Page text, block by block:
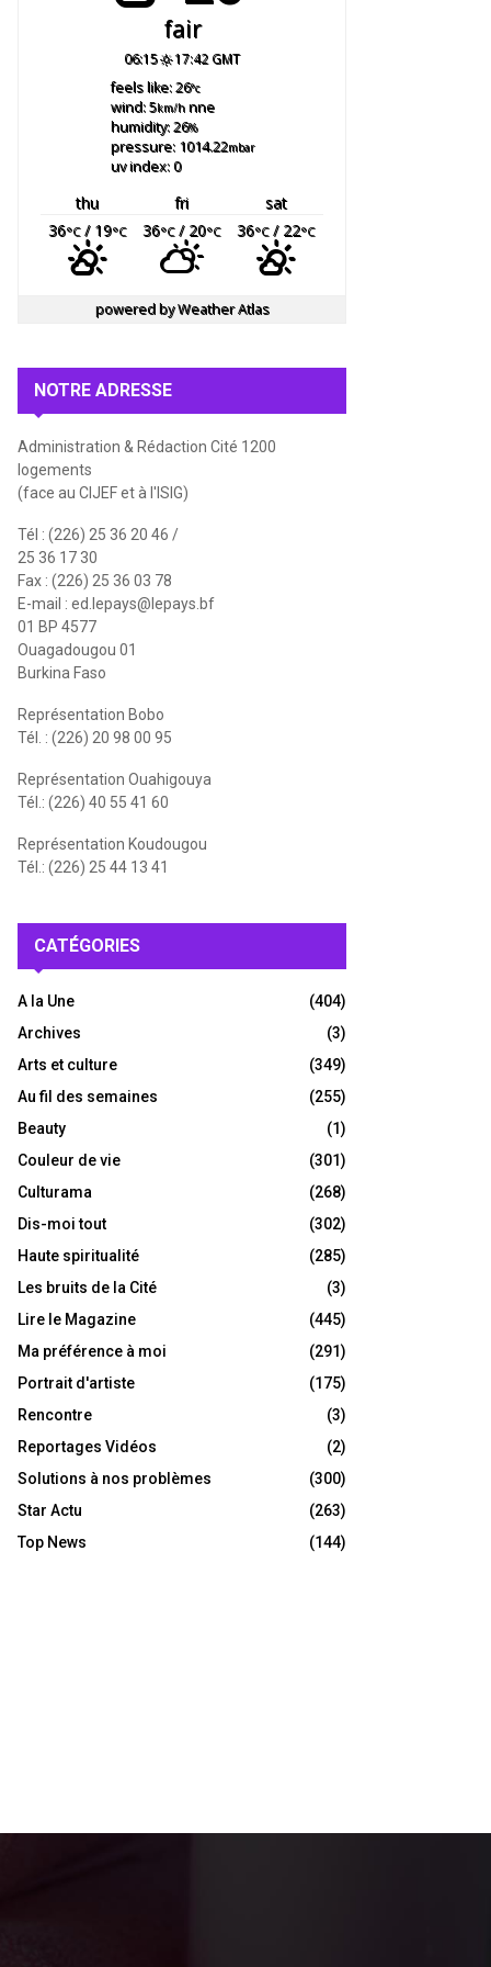
fair
06:15 17:42 GMT
feels like: 26°c
wind: 5km/hnne
humidity: 26%
pressure: 1014.22mbar
uv index: 0
thu fri
sat
36°C/ 19°C 36°C/ 20°C 36°C/ 22°C
powered byWeather Atlas
NOTRE ADRESSE
Administration & Rédaction Cité 1200
logements
(face au CIJEF et à l'ISIG)
Tél : (226) 25 36 20 46 /
25 36 17 30
Fax : (226) 25 36 03 78
E-mail : ed.lepays@lepays.bf
01 BP 4577
Ouagadougou 01
Burkina Faso
Représentation Bobo
Tél. : (226) 20 98 00 95
Représentation Ouahigouya
Tél.: (226) 40 55 41 60
Représentation Koudougou
Tél.: (226) 25 44 13 41
CATÉGORIES
A la Une
(404)
Archives
(3)
Arts et culture
(349)
Au fil des semaines
(255)
Beauty
(1)
Couleur de vie
(301)
Culturama
(268)
Dis-moi tout
(302)
Haute spiritualité
(285)
Les bruits de la Cité
(3)
Lire le Magazine
(445)
Ma préférence à moi
(291)
Portrait d'artiste
(175)
Rencontre
(3)
Reportages Vidéos
(2)
Solutions à nos problèmes
(300)
Star Actu
(263)
Top News
(144)